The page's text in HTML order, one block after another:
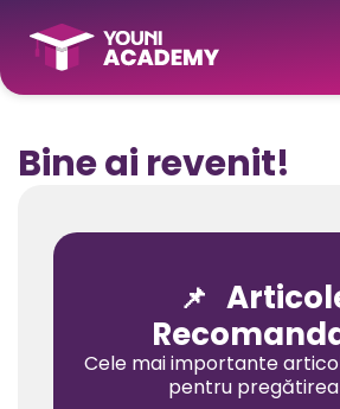
Bine ai revenit!
📌
Cele mai importante
pentru